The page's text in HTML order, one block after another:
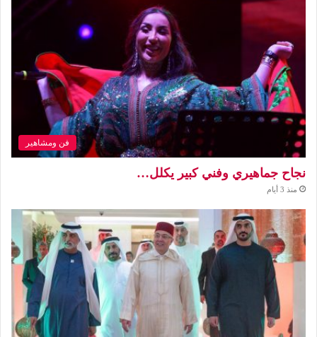
فن ومشاهير
نجاح جماهيري وفني كبير يكلل…
منذ 3 أيام